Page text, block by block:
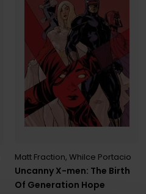
Uncanny X-men: The Birth
Of Generation Hope
Matt Fraction,Whilce Portacio